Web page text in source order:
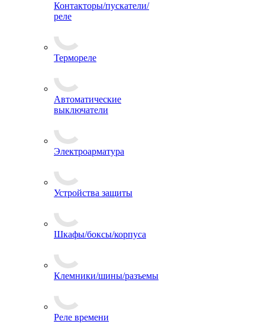
Контакторы/пускатели/
реле
Термореле
Автоматические
выключатели
Электроарматура
Устройства защиты
Шкафы/боксы/корпуса
Клемники/шины/разъемы
Реле времени